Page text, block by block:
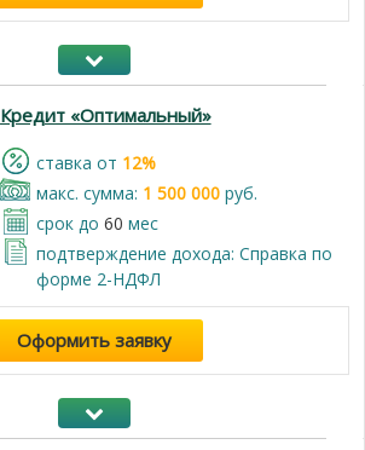
Кредит «Оптимальный»
cтавка от 12%
макс. сумма: 1 500 000руб.
срок до 60 мес
подтверждение дохода: Справка по
форме 2-НДФЛ
Оформить заявку